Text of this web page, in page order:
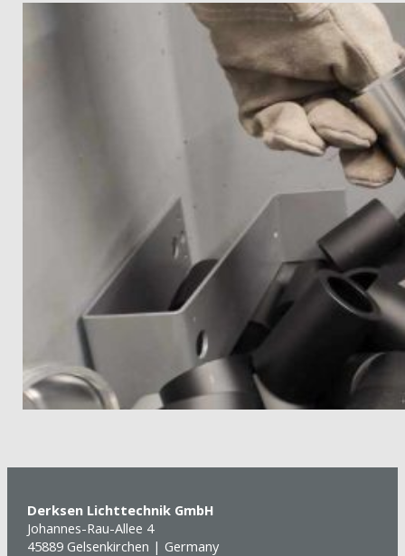
Derksen Lichttechnik GmbH
Johannes-Rau-Allee 4
45889 Gelsenkirchen | Germany